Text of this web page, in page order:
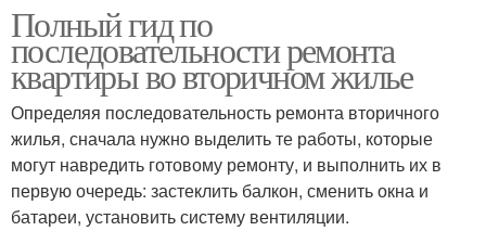
Полный гид по
последовательности ремонта
квартиры во вторичном жилье
Определяя последовательность ремонта вторичного
жилья, сначала нужно выделить те работы, которые
могут навредить готовому ремонту, и выполнить их в
первую очередь: застеклить балкон, сменить окна и
батареи, установить систему вентиляции.